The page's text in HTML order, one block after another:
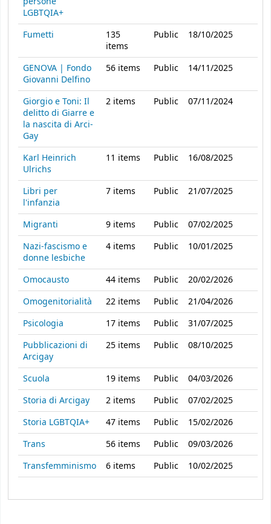
LGBTQIA+
Fumetti
135
items
Public 18/10/2025
GENOVA | Fondo
Giovanni Delfino
56 items Public 14/11/2025
Giorgio e Toni: Il
delitto di Giarre e
la nascita di Arci-
Gay
2 items Public 07/11/2024
Karl Heinrich
Ulrichs
11 items Public 16/08/2025
Libri per
l'infanzia
7 items Public 21/07/2025
Migranti 9 items Public
07/02/2025
Nazi-fascismo e
donne lesbiche
4 items Public 10/01/2025
Omocausto 44 items Public
20/02/2026
Omogenitorialità
22 items Public
21/04/2026
Psicologia
17 items Public
31/07/2025
Pubblicazioni di
Arcigay
25 items Public 08/10/2025
Scuola 19 items Public
04/03/2026
Storia di Arcigay
2 items Public
07/02/2025
Storia LGBTQIA+
47 items Public
15/02/2026
Trans
56 items Public
09/03/2026
Transfemminismo
6 items Public 10/02/2025